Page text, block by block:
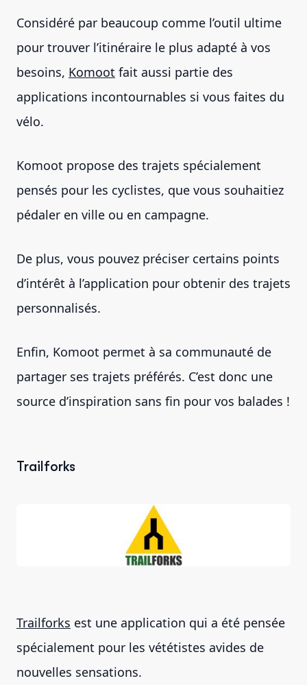
Considéré par beaucoup comme l’outil ultime
pour trouver l’itinéraire le plus adapté à vos
besoins, Komoot fait aussi partie des
applications incontournables si vous faites du
vélo.
Komoot propose des trajets spécialement
pensés pour les cyclistes, que vous souhaitiez
pédaler en ville ou en campagne.
De plus, vous pouvez préciser certains points
d’intérêt à l’application pour obtenir des trajets
personnalisés.
Enfin, Komoot permet à sa communauté de
partager ses trajets préférés. C’est donc une
source d’inspiration sans fin pour vos balades !
Trailforks
Trailforks est une application qui a été pensée
spécialement pour les vététistes avides de
nouvelles sensations.